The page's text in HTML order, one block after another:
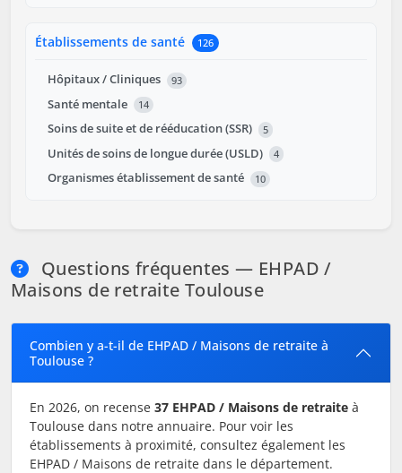
Établissements de santé 126
Hôpitaux / Cliniques 93
Santé mentale 14
Soins de suite et de rééducation (SSR) 5
Unités de soins de longue durée (USLD) 4
Organismes établissement de santé 10
Questions fréquentes — EHPAD /
Maisons de retraite Toulouse
Combien y a-t-il de EHPAD / Maisons de retraite à
Toulouse ?
En 2026, on recense 37 EHPAD / Maisons de retraite à
Toulouse dans notre annuaire. Pour voir les
établissements à proximité, consultez également les
EHPAD / Maisons de retraite dans le département.